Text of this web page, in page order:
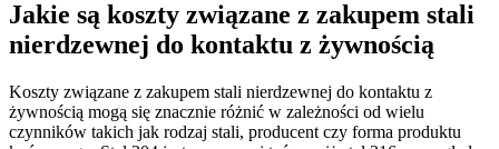
Jakie są koszty związane z zakupem stali
nierdzewnej do kontaktu z żywnością
Koszty związane z zakupem stali nierdzewnej do kontaktu z
żywnością mogą się znacznie różnić w zależności od wielu
czynników takich jak rodzaj stali, producent czy forma produktu